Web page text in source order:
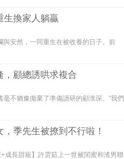
生換家人躺贏
與安然，一同重生在被收養的日子。前
，顧總誘哄求複合
毫不猶豫拋棄了準備讀研的顧淮琛。“我們
，季先生被撩到不行啦！
+成長甜寵】許雲茹上一世被閨蜜和渣男聯